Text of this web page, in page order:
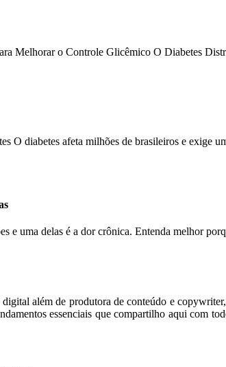
Melhorar o Controle Glicêmico O Diabetes
O diabetes afeta milhões de brasileiros e exige
e uma delas é a dor crônica. Entenda melhor
além de produtora de conteúdo e
essenciais que compartilho aqui com